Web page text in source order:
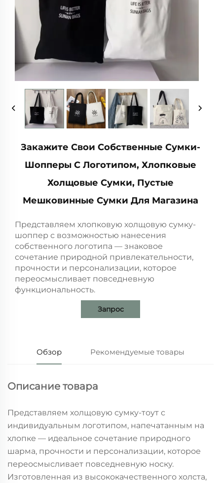
Закажите Свои Собственные Сумки-
Шопперы С Логотипом, Хлопковые
Холщовые Сумки, Пустые
Мешковинные Сумки Для Магазина
Представляем хлопковую холщовую сумку-
шоппер с возможностью нанесения
собственного логотипа — знаковое
сочетание природной привлекательности,
прочности и персонализации, которое
переосмысливает повседневную
функциональность.
Запрос
Обзор Рекомендуемые товары
Описание товара
Представляем холщовую сумку-тоут с
индивидуальным логотипом, напечатанным на
хлопке — идеальное сочетание природного
шарма, прочности и персонализации, которое
переосмысливает повседневную носку.
Изготовленная из высококачественного холста,